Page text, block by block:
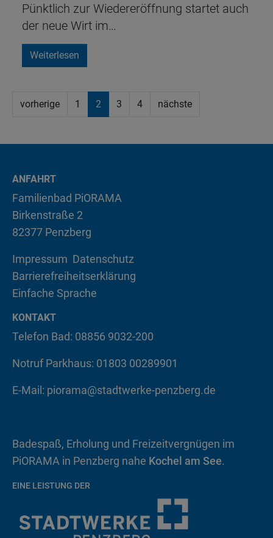
Pünktlich zur Wiedereröffnung startet auch
der neue Wirt im…
Weiterlesen
vorherige 1 2 3 4 nächste
ANFAHRT
Familienbad PiORAMA
Birkenstraße 2
82377 Penzberg
Impressum Datenschutz
Barrierefreiheitserklärung
Einfache Sprache
KONTAKT
Telefon Bad: 08856 9032-200
Notruf Parkhaus: 01803 00289901
E-Mail: piorama@stadtwerke-penzberg.de
Badespaß, Erholung und Freizeitvergnügen im
PiORAMA in Penzberg nahe Kochel am See.
EINE LEISTUNG DER